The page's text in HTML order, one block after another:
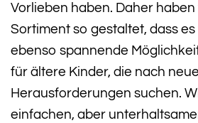
Vorlieben haben. Daher
Sortiment so gestaltet, dass
ebenso spannende
für ältere Kinder, die nach
Herausforderungen suchen.
einfachen, aber